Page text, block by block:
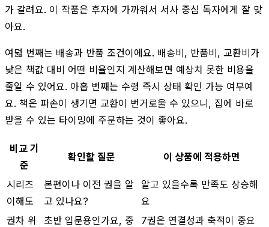
가 갈려요. 이 작품은 후자에 가까워서 서사 중심 독자에게 잘 맞
아요.
여덟 번째는 배송과 반품 조건이에요. 배송비, 반품비, 교환비가
낮은 책값 대비 어떤 비율인지 계산해보면 예상치 못한 비용을
줄일 수 있어요. 아홉 번째는 수령 즉시 상태 확인 가능 여부예
요. 책은 파손이 생기면 교환이 번거로울 수 있으니, 집에 바로
받을 수 있는 타이밍에 주문하는 것이 좋아요.
비교 기
준
확인할 질문 이 상품에 적용하면
시리즈
이해도
본편이나 이전 권을 알
고 있나요?
알고 있을수록 만족도 상승해
요
권차 위
초반 입문용인가요, 중
7권은 연결성과 축적이 중요